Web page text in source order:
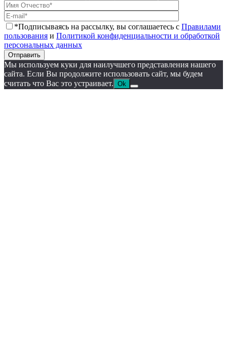
*Подписываясь на рассылку, вы соглашаетесь с Правилами
пользования и Политикой конфиденциальности и обработкой
персональных данных
Отправить
Мы используем куки для наилучшего представления нашего
сайта. Если Вы продолжите использовать сайт, мы будем
считать что Вас это устраивает. Ok